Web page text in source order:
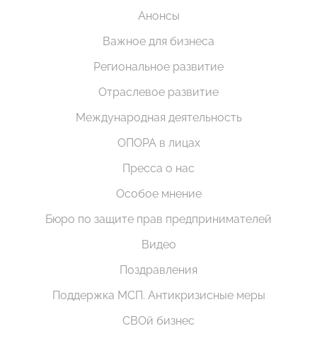
Анонсы
Важное для бизнеса
Региональное развитие
Отраслевое развитие
Международная деятельность
ОПОРА в лицах
Пресса о нас
Особое мнение
Бюро по защите прав предпринимателей
Видео
Поздравления
Поддержка МСП. Антикризисные меры
СВОй бизнес